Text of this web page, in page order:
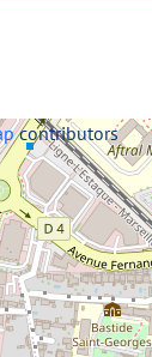
contributors